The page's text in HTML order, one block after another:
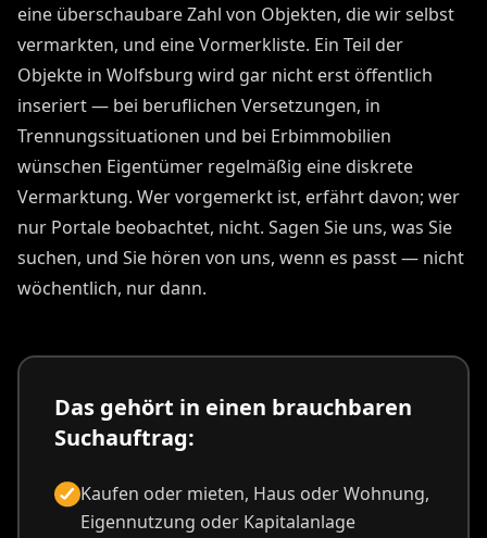
eine überschaubare Zahl von Objekten, die wir selbst
vermarkten, und eine Vormerkliste. Ein Teil der
Objekte in Wolfsburg wird gar nicht erst öffentlich
inseriert — bei beruflichen Versetzungen, in
Trennungssituationen und bei Erbimmobilien
wünschen Eigentümer regelmäßig eine diskrete
Vermarktung. Wer vorgemerkt ist, erfährt davon; wer
nur Portale beobachtet, nicht. Sagen Sie uns, was Sie
suchen, und Sie hören von uns, wenn es passt — nicht
wöchentlich, nur dann.
Das gehört in einen brauchbaren
Suchauftrag:
Kaufen oder mieten, Haus oder Wohnung,
Eigennutzung oder Kapitalanlage